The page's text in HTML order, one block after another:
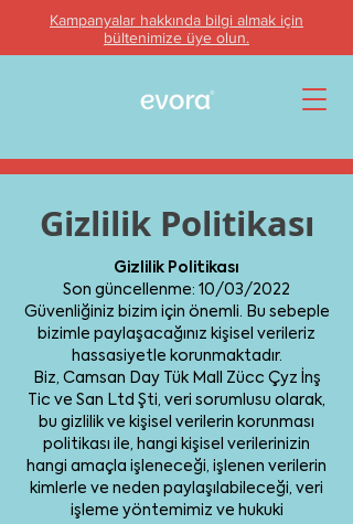
Kampanyalar hakkında bilgi almak için
bültenimize üye olun.
Gizlilik Politikası
Gizlilik Politikası
Son güncellenme: 10/03/2022
Güvenliğiniz bizim için önemli. Bu sebeple
bizimle paylaşacağınız kişisel verileriz
hassasiyetle korunmaktadır.
Biz, Camsan Day Tük Mall Zücc Çyz İnş
Tic ve San Ltd Şti, veri sorumlusu olarak,
bu gizlilik ve kişisel verilerin korunması
politikası ile, hangi kişisel verilerinizin
hangi amaçla işleneceği, işlenen verilerin
kimlerle ve neden paylaşılabileceği, veri
işleme yöntemimiz ve hukuki